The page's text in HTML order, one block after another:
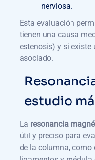
nerviosa.
Esta evaluación
tienen una causa
estenosis) y si existe
asociado.
estudio
La resonancia
útil y preciso para
de la columna, como